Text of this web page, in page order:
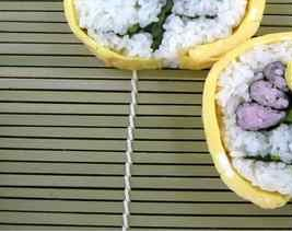
は
「キ
テ
イ
ち
ゃ
ん」
「文
銭」
を
巻
き
ま
す。
体